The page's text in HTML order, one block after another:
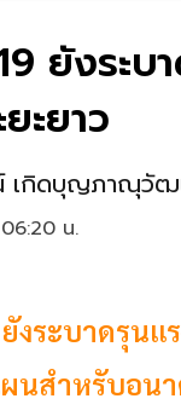
ยังระบ
ะยาว
เกิดบุญภาณุวั
น.
งระบาดรุน
นสำหรับอน